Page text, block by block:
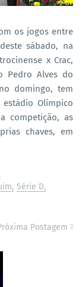
os jogos entre
sábado, na
x Crac,
Pedro Alves do
domingo, tem
Olímpico
competição, as
chaves, em
Série D
Postagem